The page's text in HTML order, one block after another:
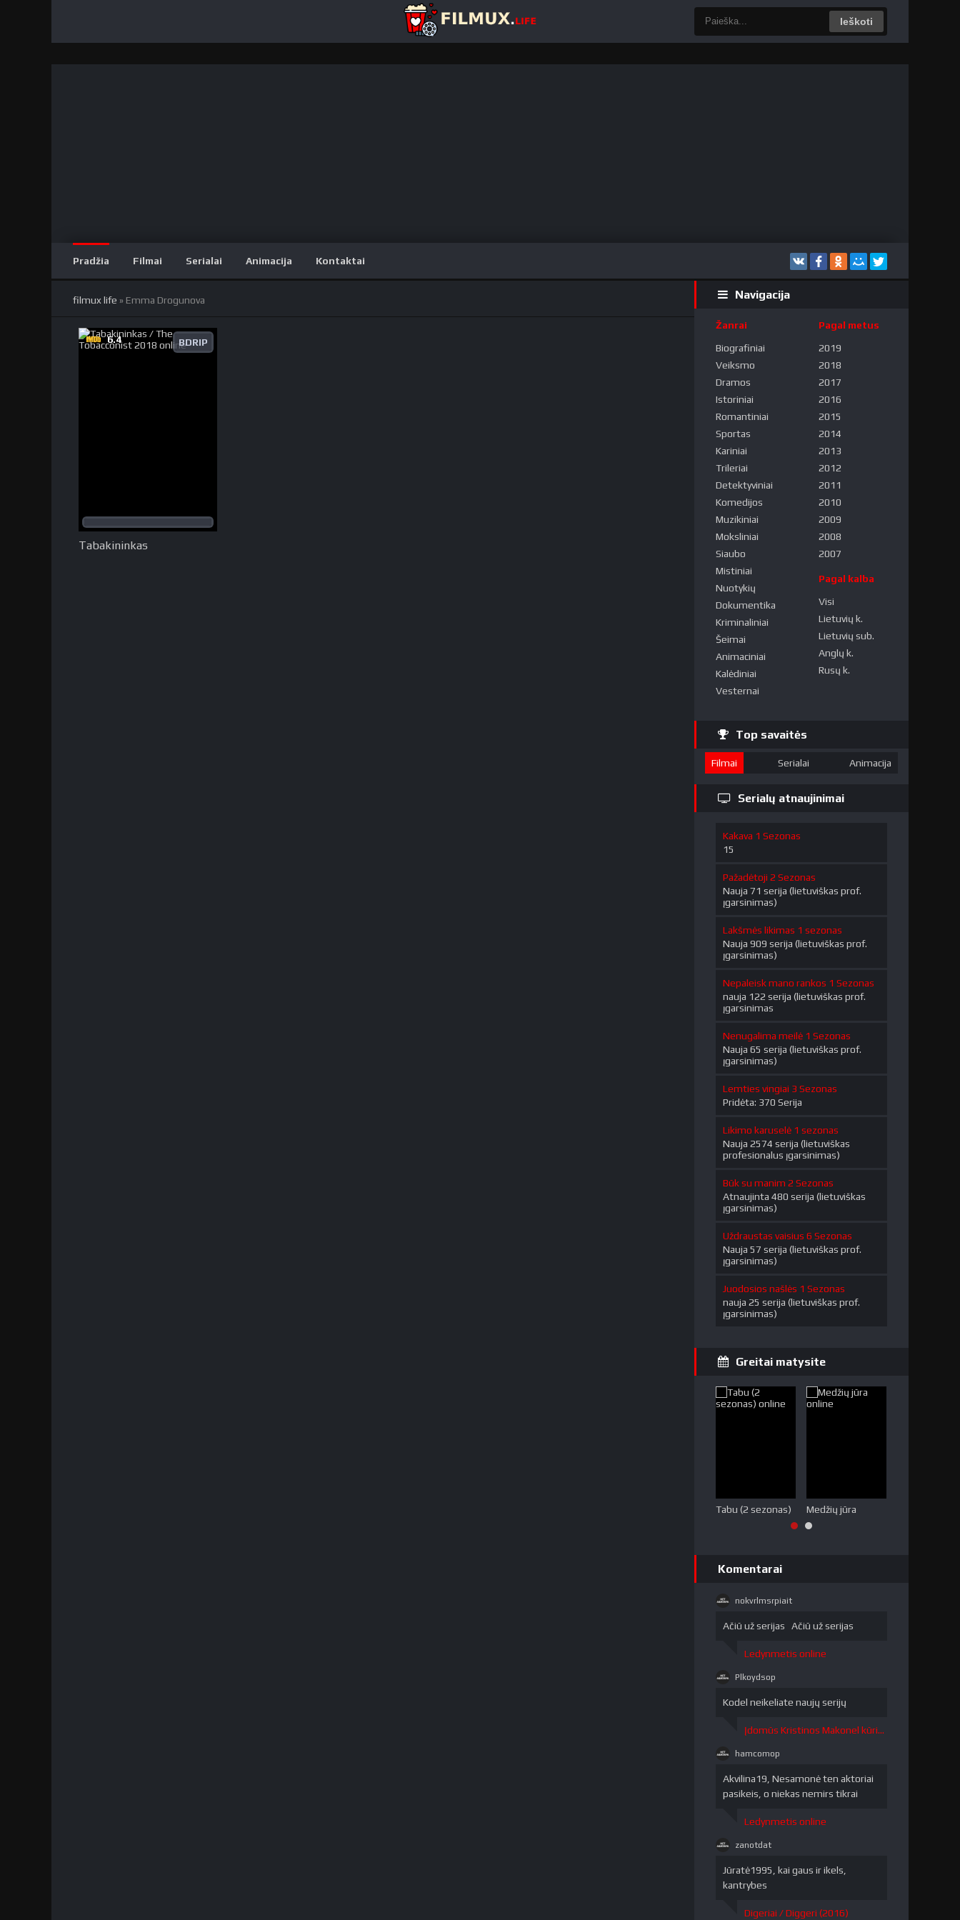
Ieškoti
Pradžia Filmai Serialai Animacija Kontaktai
filmux life » Emma Drogunova
Tabakininkas
BDRIP
6.4
Navigacija
Žanrai
Biografiniai
Veiksmo
Dramos
Istoriniai
Romantiniai
Sportas
Kariniai
Trileriai
Detektyviniai
Komedijos
Muzikiniai
Moksliniai
Siaubo
Mistiniai
Nuotykių
Dokumentika
Kriminaliniai
Šeimai
Animaciniai
Kalėdiniai
Vesternai
Pagal metus
2019
2018
2017
2016
2015
2014
2013
2012
2011
2010
2009
2008
2007
Pagal kalba
Visi
Lietuvių k.
Lietuvių sub.
Anglų k.
Rusų k.
Top savaitės
Filmai Serialai Animacija
Serialų atnaujinimai
Kakava 1 Sezonas
15
Pažadėtoji 2 Sezonas
Nauja 71 serija (lietuviškas prof.
įgarsinimas)
Lakšmės likimas 1 sezonas
Nauja 909 serija (lietuviškas prof.
įgarsinimas)
Nepaleisk mano rankos 1 Sezonas
nauja 122 serija (lietuviškas prof.
įgarsinimas
Nenugalima meilė 1 Sezonas
Nauja 65 serija (lietuviškas prof.
įgarsinimas)
Lemties vingiai 3 Sezonas
Pridėta: 370 Serija
Likimo karuselė 1 sezonas
Nauja 2574 serija (lietuviškas
profesionalus įgarsinimas)
Būk su manim 2 Sezonas
Atnaujinta 480 serija (lietuviškas
įgarsinimas)
Uždraustas vaisius 6 Sezonas
Nauja 57 serija (lietuviškas prof.
įgarsinimas)
Juodosios našlės 1 Sezonas
nauja 25 serija (lietuviškas prof.
įgarsinimas)
Greitai matysite
Tabu (2 sezonas) Medžių jūra
Komentarai
nokvrlmsrpiait
Ačiū už serijas Ačiū už serijas
Ledynmetis online
/>
Plkoydsop
Kodel neikeliate naujų serijų
Įdomūs Kristinos Makonel kūriniai / The Curious Creations of Christine McConnell 1 sezonas
hamcomop
Akvilina19, Nesamonė ten aktoriai
pasikeis, o niekas nemirs tikrai
Ledynmetis online
zanotdat
Jūratė1995, kai gaus ir ikels,
kantrybes
Digeriai / Diggeri (2016)